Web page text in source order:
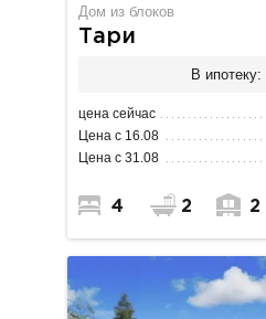
Дом из блоков
Тари
В ипотеку:
цена сейчас
Цена с 16.08
Цена с 31.08
4 2 2